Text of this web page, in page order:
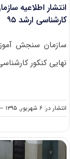
انتشار اطلاعیه
کارشناسی ارشد ۹۵
سازمان سنجش
نهایی کنکور کارشناسی ارشد ۹۵ در
انتشار در: ۶ شهریور, ۱۳۹۵ --